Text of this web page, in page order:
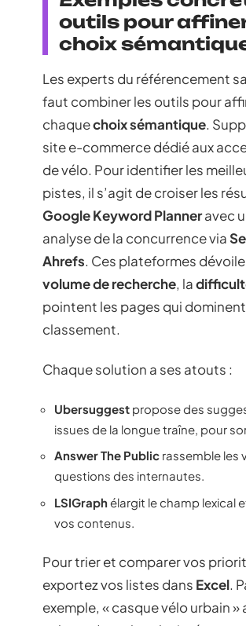
outils pour
choix
Les experts du référencement
faut combiner les outils pour
chaquechoix sémantique.
site e-commerce dédié aux
de vélo. Pour identifier les
pistes, il s’agit de croiser les
Google Keyword Planneravec
analyse de la concurrence via
Ahrefs. Ces plateformes
volume de recherche, la
pointent les pages qui
classement.
Chaque solution a ses atouts :
Ubersuggest propose des
issues de la longue traîne, pour
Answer The Public rassemble les
questions des internautes.
LSIGraphélargit le champ lexical
vos contenus.
Pour trier et comparer vos
exportez vos listes dans Excel.
exemple, « casque vélo urbain »